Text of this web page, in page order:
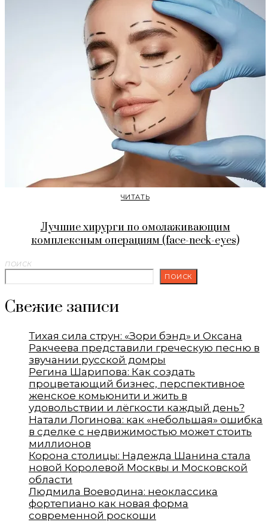
ЧИТАТЬ
Лучшие хирурги по омолаживающим
комплексным операциям (face-neck-eyes)
ПОИСК
ПОИСК
Свежие записи
Тихая сила струн: «Зори бэнд» и Оксана
Ракчеева представили греческую песню в
звучании русской домры
Регина Шарипова: Как создать
процветающий бизнес, перспективное
женское комьюнити и жить в
удовольствии и лёгкости каждый день?
Натали Логинова: как «небольшая» ошибка
в сделке с недвижимостью может стоить
миллионов
Корона столицы: Надежда Шанина стала
новой Королевой Москвы и Московской
области
Людмила Воеводина: неоклассика
фортепиано как новая форма
современной роскоши